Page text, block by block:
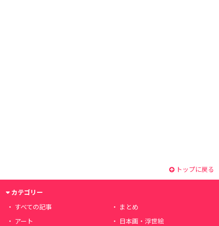
トップに戻る
カテゴリー
すべての記事
まとめ
アート
日本画・浮世絵